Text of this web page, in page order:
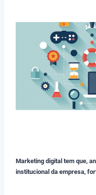
Marketing digital tem que,
institucional da empresa,